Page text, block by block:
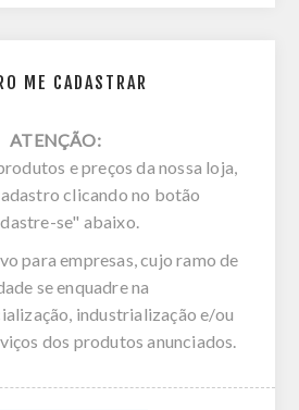
ME CADASTRAR
ATENÇÃO:
e preços da nossa loja,
clicando no botão
se" abaixo.
para empresas, cujo ramo de
se enquadre na
industrialização e/ou
dos produtos anunciados.